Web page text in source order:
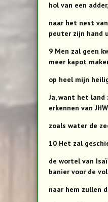
hol van een adder,
naar het nest
peuter zijn hand
9 Men zal geen
meer kapot
op heel mijn
Ja, want het
erkennen van
zoals water de
10 Het zal
de wortel van
banier voor de
naar hem zullen